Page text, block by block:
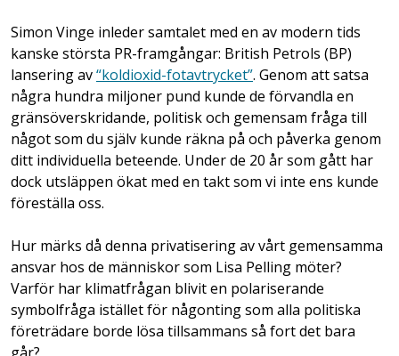
Simon Vinge inleder samtalet med en av modern tids
kanske största PR-framgångar: British Petrols (BP)
lansering av“koldioxid-fotavtrycket”. Genom att satsa
några hundra miljoner pund kunde de förvandla en
gränsöverskridande, politisk och gemensam fråga till
något som du själv kunde räkna på och påverka genom
ditt individuella beteende. Under de 20 år som gått har
dock utsläppen ökat med en takt som vi inte ens kunde
föreställa oss.
Hur märks då denna privatisering av vårt gemensamma
ansvar hos de människor som Lisa Pelling möter?
Varför har klimatfrågan blivit en polariserande
symbolfråga istället för någonting som alla politiska
företrädare borde lösa tillsammans så fort det bara